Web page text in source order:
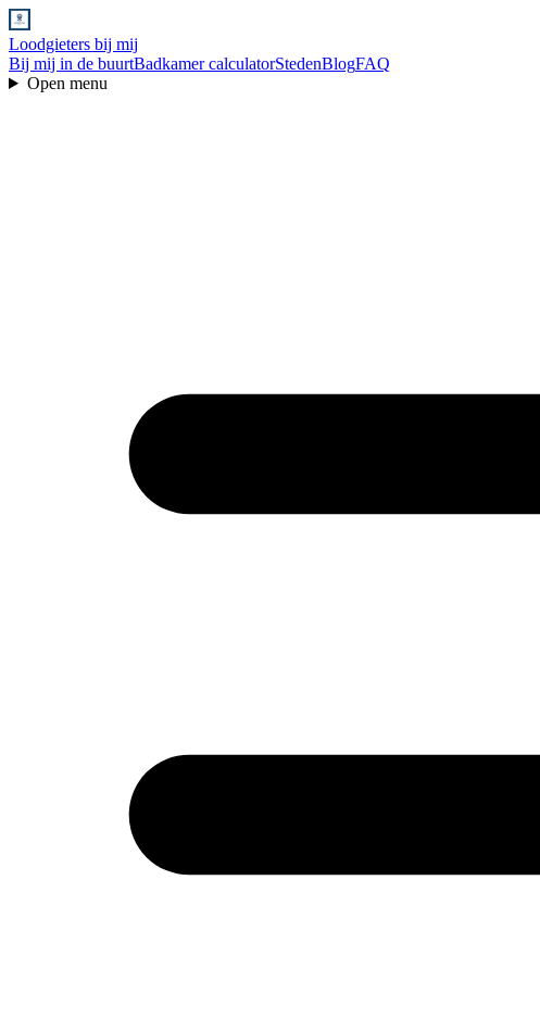
Loodgieters bij mij
Bij mij in de buurtBadkamer calculatorStedenBlogFAQ
Open menu